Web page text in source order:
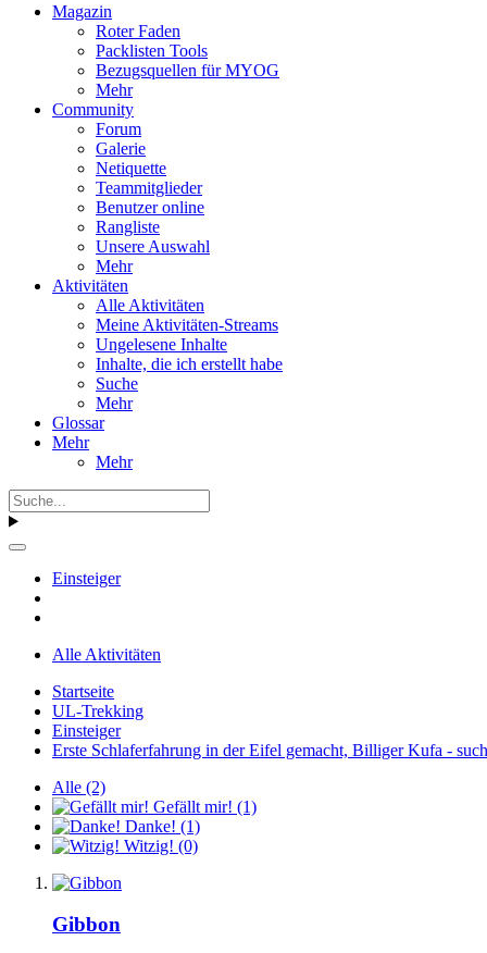
Magazin
Roter Faden
Packlisten Tools
Bezugsquellen für MYOG
Mehr
Community
Forum
Galerie
Netiquette
Teammitglieder
Benutzer online
Rangliste
Unsere Auswahl
Mehr
Aktivitäten
Alle Aktivitäten
Meine Aktivitäten-Streams
Ungelesene Inhalte
Inhalte, die ich erstellt habe
Suche
Mehr
Glossar
Mehr
Mehr
Einsteiger
Alle Aktivitäten
Startseite
UL-Trekking
Einsteiger
Erste Schlaferfahrung in der Eifel gemacht, Billiger Kufa -
Alle (2)
Gefällt mir! (1)
Danke! (1)
Witzig! (0)
Gibbon